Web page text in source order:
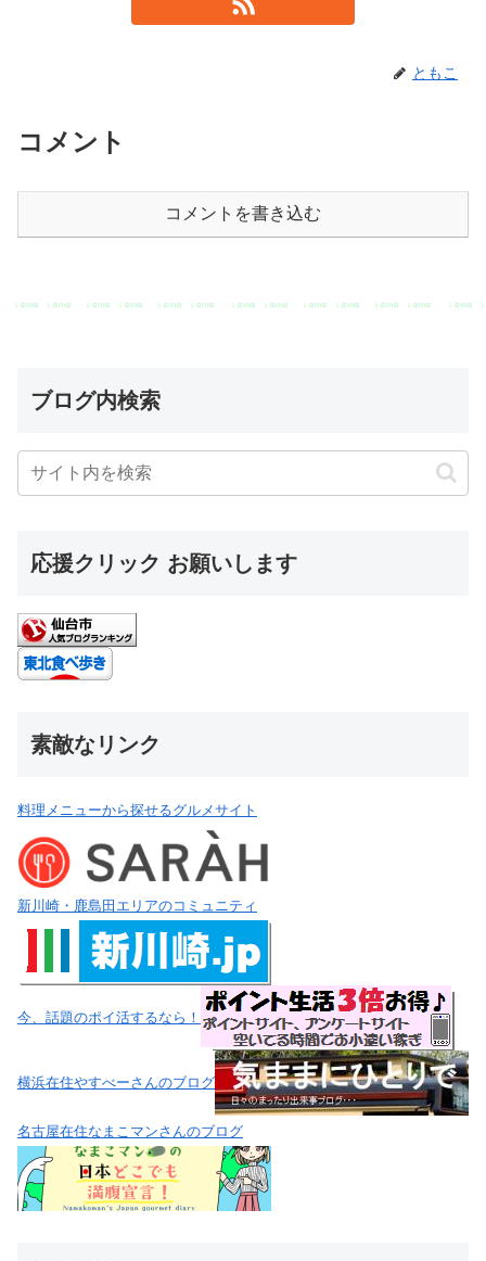
ともこ
コメント
コメントを書き込む
ブログ内検索
応援クリック お願いします
素敵なリンク
料理メニューから探せるグルメサイト
新川崎・鹿島田エリアのコミュニティ
今、話題のポイ活するなら！
横浜在住やすべーさんのブログ
名古屋在住なまこマンさんのブログ